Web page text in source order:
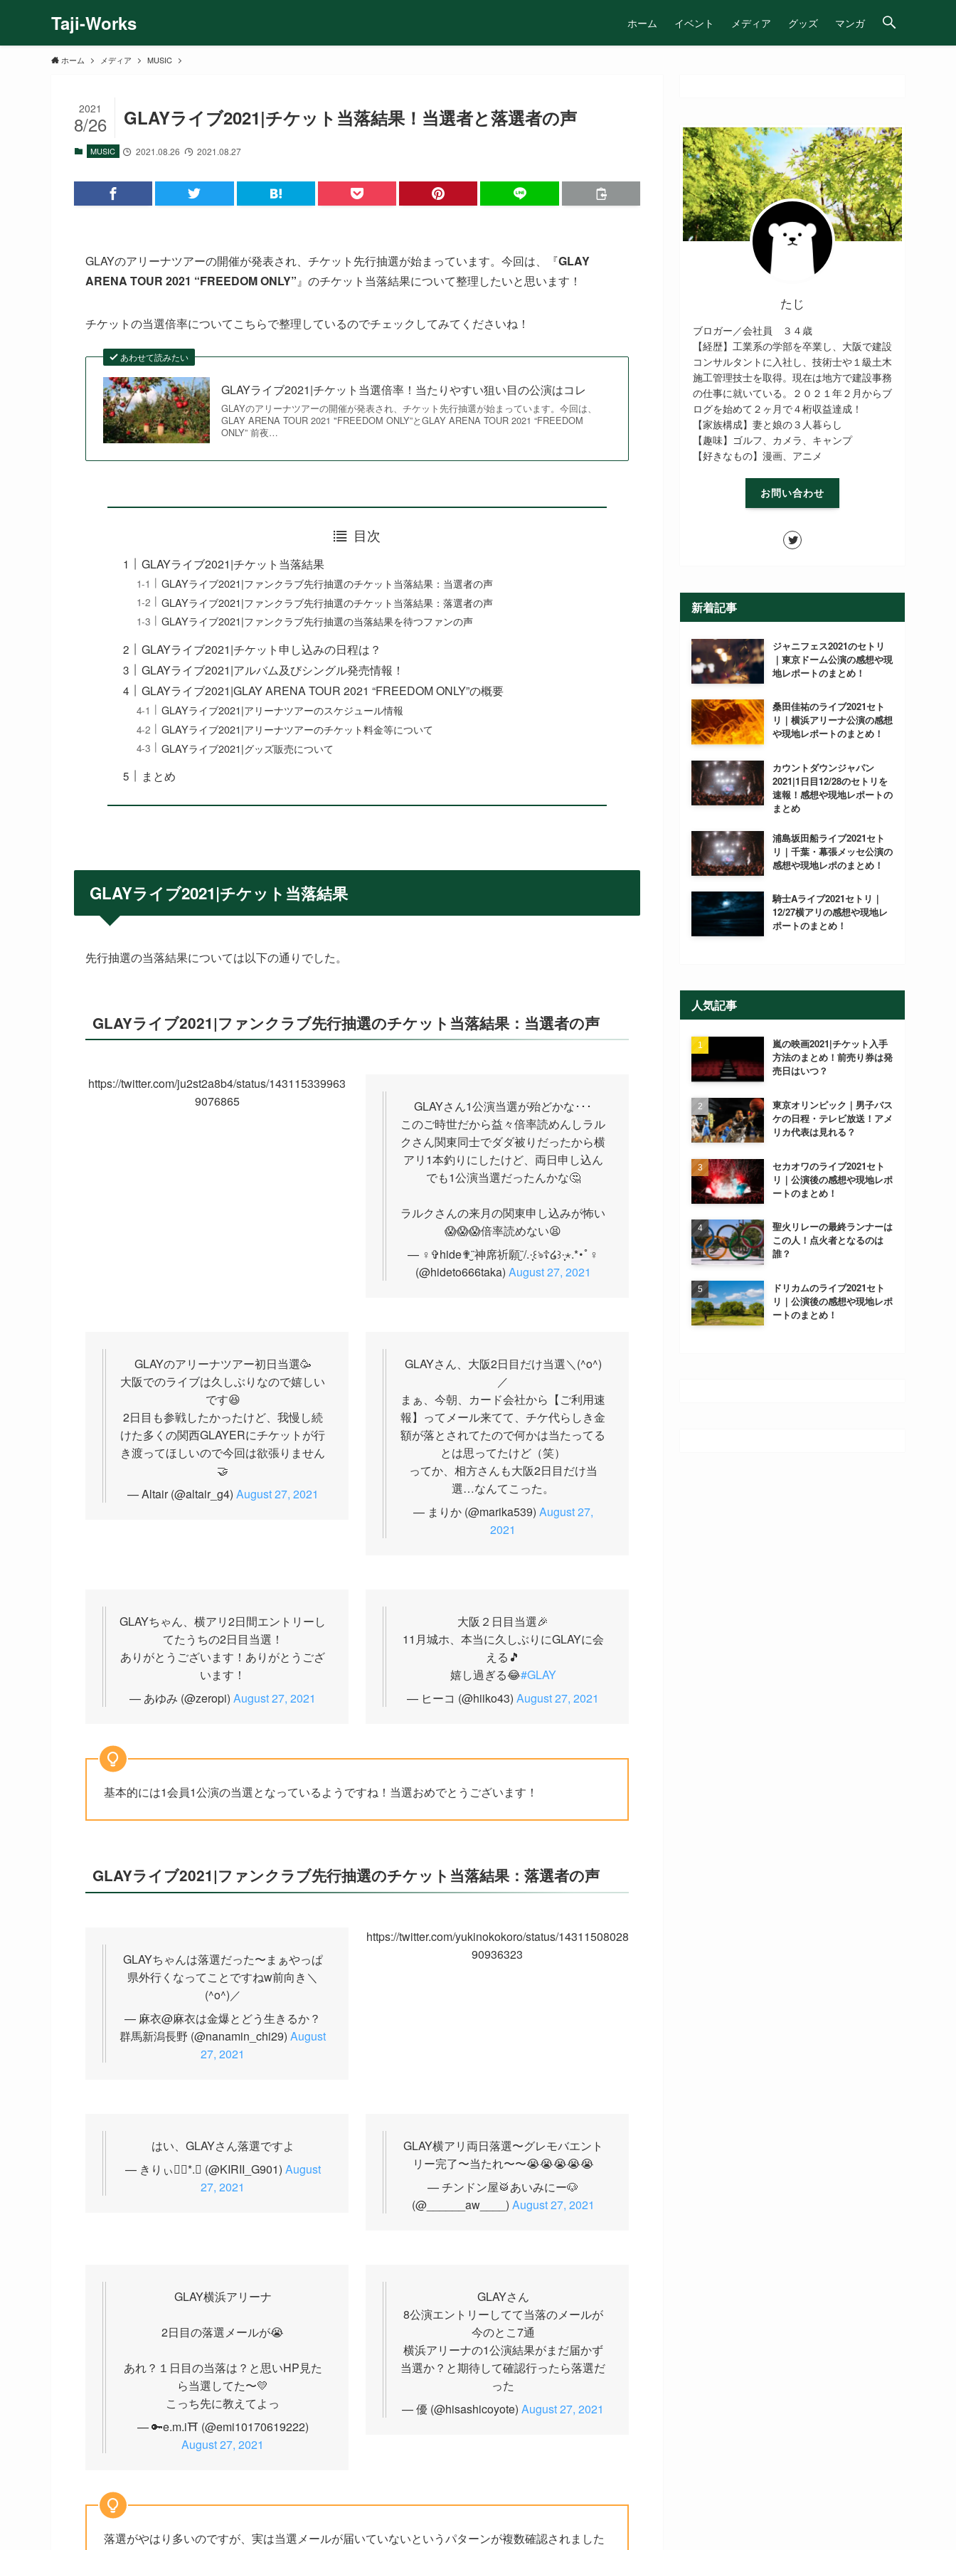
Taji-Works ホーム イベント メディア グッズ マンガ
ホーム メディア MUSIC
GLAYライブ2021|チケット当落結果！当選者と落選者の声
2021
8/26
MUSIC 2021.08.26 2021.08.27
GLAYのアリーナツアーの開催が発表され、チケット先行抽選が始まっています。今回は、『GLAY
ARENA TOUR 2021 “FREEDOM ONLY”』のチケット当落結果について整理したいと思います！
チケットの当選倍率についてこちらで整理しているのでチェックしてみてくださいね！
あわせて読みたい
GLAYライブ2021|チケット当選倍率！当たりやすい狙い目の公演はコレ
GLAYのアリーナツアーの開催が発表され、チケット先行抽選が始まっています。今回は、
GLAY ARENA TOUR 2021 "FREEDOM ONLY”とGLAY ARENA TOUR 2021 “FREEDOM
ONLY” 前夜…
目次
GLAYライブ2021|チケット当落結果
GLAYライブ2021|ファンクラブ先行抽選のチケット当落結果：当選者の声
GLAYライブ2021|ファンクラブ先行抽選のチケット当落結果：落選者の声
GLAYライブ2021|ファンクラブ先行抽選の当落結果を待つファンの声
GLAYライブ2021|チケット申し込みの日程は？
GLAYライブ2021|アルバム及びシングル発売情報！
GLAYライブ2021|GLAY ARENA TOUR 2021 “FREEDOM ONLY”の概要
GLAYライブ2021|アリーナツアーのスケジュール情報
GLAYライブ2021|アリーナツアーのチケット料金等について
GLAYライブ2021|グッズ販売について
まとめ
GLAYライブ2021|チケット当落結果
先行抽選の当落結果については以下の通りでした。
GLAYライブ2021|ファンクラブ先行抽選のチケット当落結果：当選者の声
https://twitter.com/ju2st2a8b4/status/143115339963
9076865
GLAYさん1公演当選が殆どかな･･･
このご時世だから益々倍率読めんしラル
クさん関東同士でダダ被りだったから横
アリ1本釣りにしたけど、両日申し込ん
でも1公演当選だったんかな🤔
ラルクさんの来月の関東申し込みが怖い
😱😱😱倍率読めない😫
— ♀︎✞hide✟¨̮神席祈願¨̮/.·̩͙꒰ঌ☦︎︎໒꒱·̩͙⋆.*･ﾟ♀︎
(@hideto666taka) August 27, 2021
GLAYのアリーナツアー初日当選🥳
大阪でのライブは久しぶりなので嬉しい
です😆
2日目も参戦したかったけど、我慢し続
けた多くの関西GLAYERにチケットが行
き渡ってほしいので今回は欲張りません
🤝
— Altair (@altair_g4) August 27, 2021
GLAYさん、大阪2日目だけ当選＼(^o^)
／
まぁ、今朝、カード会社から【ご利用速
報】ってメール来てて、チケ代らしき金
額が落とされてたので何かは当たってる
とは思ってたけど（笑）
ってか、相方さんも大阪2日目だけ当
選…なんてこった。
— まりか (@marika539) August 27,
2021
GLAYちゃん、横アリ2日間エントリーし
てたうちの2日目当選！
ありがとうございます！ありがとうござ
います！
— あゆみ (@zeropi) August 27, 2021
大阪２日目当選🎉
11月城ホ、本当に久しぶりにGLAYに会
える🎵
嬉し過ぎる😂#GLAY
— ヒーコ (@hiiko43) August 27, 2021
基本的には1会員1公演の当選となっているようですね！当選おめでとうございます！
GLAYライブ2021|ファンクラブ先行抽選のチケット当落結果：落選者の声
GLAYちゃんは落選だった〜まぁやっぱ
県外行くなってことですねw前向き＼
(^o^)／
— 麻衣@麻衣は金爆とどう生きるか？
群馬新潟長野 (@nanamin_chi29) August
27, 2021
https://twitter.com/yukinokokoro/status/14311508028
90936323
はい、GLAYさん落選ですよ
— きりぃ❁⃘*.ﾟ (@KIRII_G901) August
27, 2021
GLAY横アリ両日落選〜グレモバエント
リー完了〜当たれ〜〜😭😭😭😭😭
— チンドン屋🥁あいみにー🐶
(@______aw____) August 27, 2021
GLAY横浜アリーナ
2日目の落選メールが😭
あれ？１日目の当落は？と思いHP見た
ら当選してた〜💛
こっち先に教えてよっ
— 🔑e.m.i⛩ (@emi10170619222)
August 27, 2021
GLAYさん
8公演エントリーしてて当落のメールが
今のとこ7通
横浜アリーナの1公演結果がまだ届かず
当選か？と期待して確認行ったら落選だ
った
— 優 (@hisashicoyote) August 27, 2021
落選がやはり多いのですが、実は当選メールが届いていないというパターンが複数確認されました
たじ
ブロガー／会社員 ３４歳
【経歴】工業系の学部を卒業し、大阪で建設
コンサルタントに入社し、技術士や１級土木
施工管理技士を取得。現在は地方で建設事務
の仕事に就いている。２０２１年２月からブ
ログを始めて２ヶ月で４桁収益達成！
【家族構成】妻と娘の３人暮らし
【趣味】ゴルフ、カメラ、キャンプ
【好きなもの】漫画、アニメ
お問い合わせ
新着記事
ジャニフェス2021のセトリ
｜東京ドーム公演の感想や現
地レポートのまとめ！
桑田佳祐のライブ2021セト
リ｜横浜アリーナ公演の感想
や現地レポートのまとめ！
カウントダウンジャパン
2021|1日目12/28のセトリを
速報！感想や現地レポートの
まとめ
浦島坂田船ライブ2021セト
リ｜千葉・幕張メッセ公演の
感想や現地レポのまとめ！
騎士Aライブ2021セトリ｜
12/27横アリの感想や現地レ
ポートのまとめ！
人気記事
嵐の映画2021|チケット入手
方法のまとめ！前売り券は発
売日はいつ？
東京オリンピック｜男子バス
ケの日程・テレビ放送！アメ
リカ代表は見れる？
セカオワのライブ2021セト
リ｜公演後の感想や現地レポ
ートのまとめ！
聖火リレーの最終ランナーは
この人！点火者となるのは
誰？
ドリカムのライブ2021セト
リ｜公演後の感想や現地レポ
ートのまとめ！